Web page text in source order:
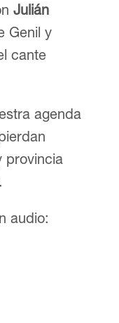
Julián
Genil y
cante
agenda
provincia
audio: